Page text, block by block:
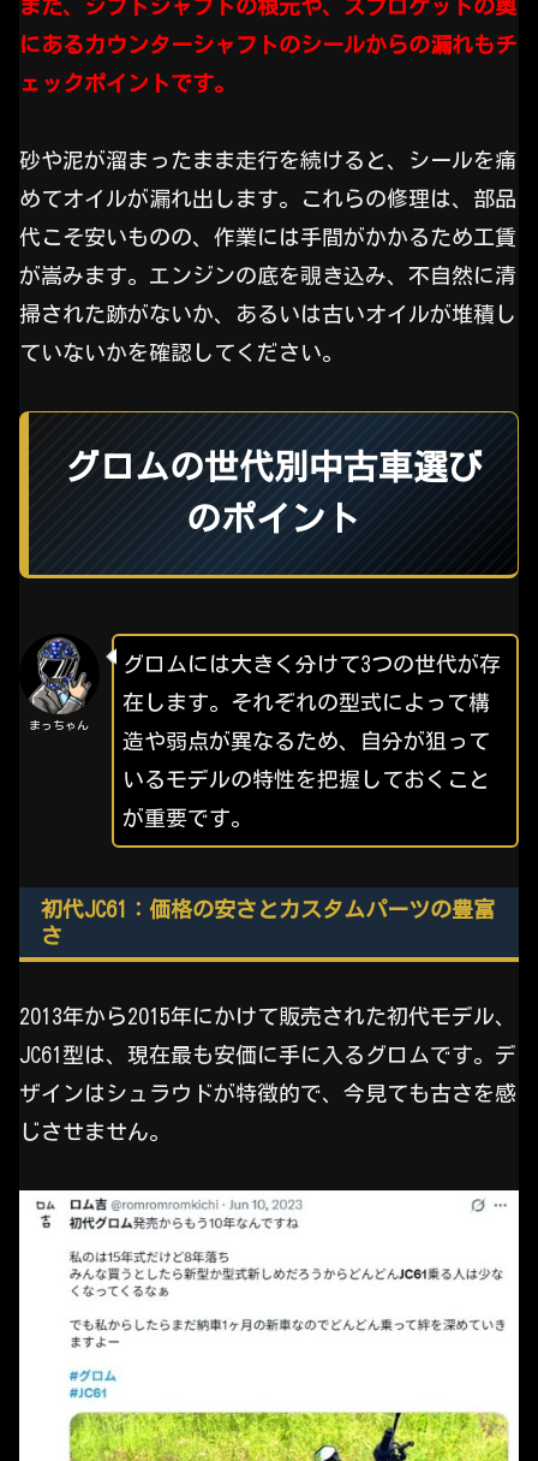
また、シフトシャフトの根元や、スプロケットの奥
にあるカウンターシャフトのシールからの漏れもチ
ェックポイントです。
砂や泥が溜まったまま走行を続けると、シールを痛
めてオイルが漏れ出します。これらの修理は、部品
代こそ安いものの、作業には手間がかかるため工賃
が嵩みます。エンジンの底を覗き込み、不自然に清
掃された跡がないか、あるいは古いオイルが堆積し
ていないかを確認してください。
グロムの世代別中古車選び
のポイント
まっちゃん
グロムには大きく分けて3つの世代が存
在します。それぞれの型式によって構
造や弱点が異なるため、自分が狙って
いるモデルの特性を把握しておくこと
が重要です。
初代JC61：価格の安さとカスタムパーツの豊富
さ
2013年から2015年にかけて販売された初代モデル、
JC61型は、現在最も安価に手に入るグロムです。デ
ザインはシュラウドが特徴的で、今見ても古さを感
じさせません。